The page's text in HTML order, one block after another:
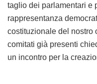
taglio dei parlamentari e
rappresentanza
costituzionale del nostro
comitati già presenti
un incontro per la